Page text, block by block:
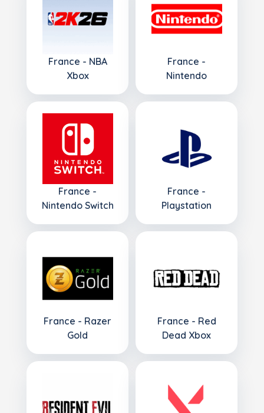
France - NBA
Xbox
France -
Nintendo
France -
Nintendo Switch
France -
Playstation
France - Razer
Gold
France - Red
Dead Xbox